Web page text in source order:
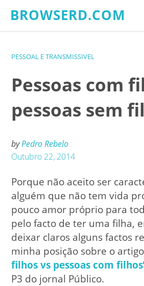
BROWSERD.COM
PESSOAL E TRANSMISSIVEL
Pessoas com
pessoas sem
byPedro Rebelo
Outubro 22, 2014
Porque não aceito ser
alguém que não tem vida
pouco amor próprio para
pelo facto de ter uma filha,
deixar claros alguns factos
minha posição sobre o
filhos vs pessoas com filhos
P3 do jornal Público.